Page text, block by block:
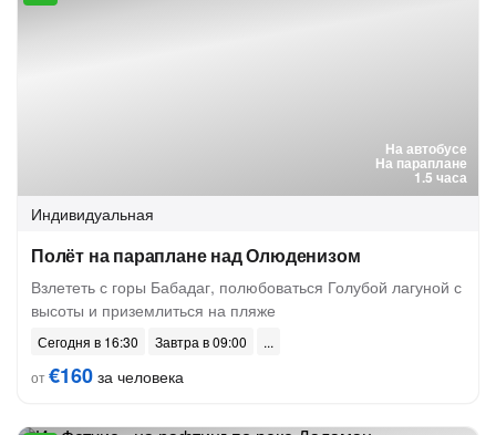
На автобусе
На параплане
1.5 часа
Индивидуальная
Полёт на параплане над Олюденизом
Взлететь с горы Бабадаг, полюбоваться Голубой лагуной с
высоты и приземлиться на пляже
Сегодня в 16:30
Завтра в 09:00
от€160 за человека